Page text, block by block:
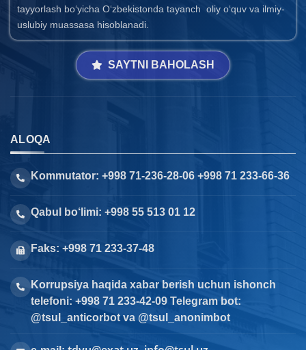
tayyorlash bo‘yicha O‘zbekistonda tayanch oliy o‘quv va ilmiy-
uslubiy muassasa hisoblanadi.
SAYTNI BAHOLASH
ALOQA
Kommutator: +998 71-236-28-06 +998 71 233-66-36
Qabul bo‘limi: +998 55 513 01 12
Faks: +998 71 233-37-48
Korrupsiya haqida xabar berish uchun ishonch
telefoni: +998 71 233-42-09 Telegram bot:
@tsul_anticorbot va @tsul_anonimbot